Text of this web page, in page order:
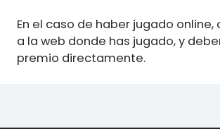
En el caso de haber jugado
a la web donde has jugado, y
premio directamente.